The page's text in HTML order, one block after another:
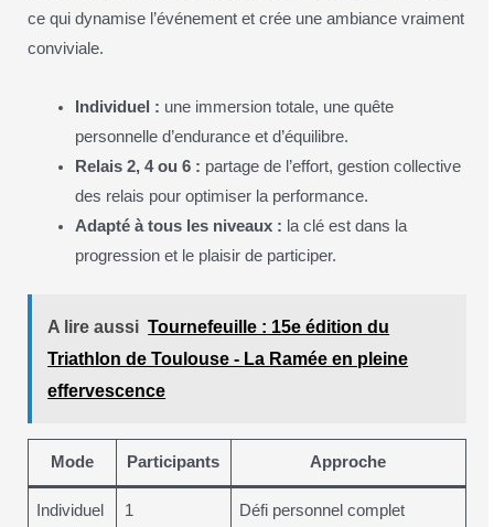
ce qui dynamise l’événement et crée une ambiance vraiment
conviviale.
Individuel : une immersion totale, une quête
personnelle d’endurance et d’équilibre.
Relais 2, 4 ou 6 : partage de l’effort, gestion collective
des relais pour optimiser la performance.
Adapté à tous les niveaux : la clé est dans la
progression et le plaisir de participer.
A lire aussi Tournefeuille : 15e édition du
Triathlon de Toulouse - La Ramée en pleine
effervescence
Mode Participants Approche
Individuel 1 Défi personnel complet